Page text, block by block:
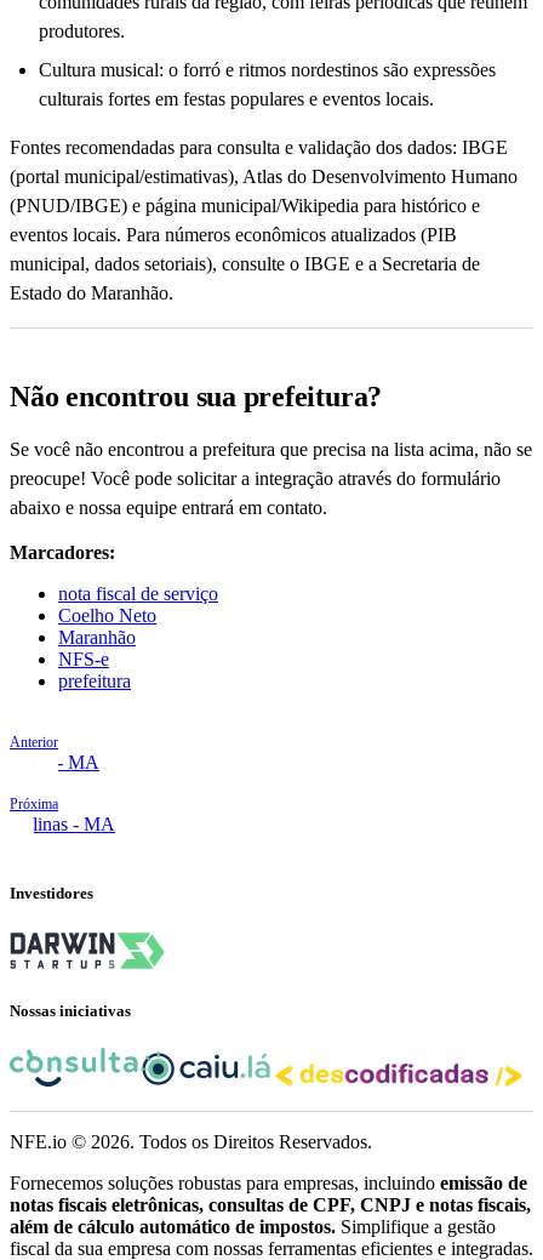
produtores.
Cultura musical: o forró e ritmos nordestinos são expressões
culturais fortes em festas populares e eventos locais.
Fontes recomendadas para consulta e validação dos dados: IBGE
(portal municipal/estimativas), Atlas do Desenvolvimento Humano
(PNUD/IBGE) e página municipal/Wikipedia para histórico e
eventos locais. Para números econômicos atualizados (PIB
municipal, dados setoriais), consulte o IBGE e a Secretaria de
Estado do Maranhão.
Não encontrou sua prefeitura?
Se você não encontrou a prefeitura que precisa na lista acima, não se
preocupe! Você pode solicitar a integração através do formulário
abaixo e nossa equipe entrará em contato.
Marcadores:
nota fiscal de serviço
Coelho Neto
Maranhão
NFS-e
prefeitura
Anterior
Codó - MA
Próxima
Colinas - MA
Investidores
Nossas iniciativas
NFE.io © 2026. Todos os Direitos Reservados.
Fornecemos soluções robustas para empresas, incluindo emissão de
notas fiscais eletrônicas, consultas de CPF, CNPJ e notas fiscais,
além de cálculo automático de impostos. Simplifique a gestão
fiscal da sua empresa com nossas ferramentas eficientes e integradas.